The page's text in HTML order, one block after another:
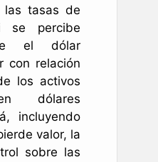
tasas de
se percibe
el dólar
con relación
los activos
dólares
incluyendo
valor, la
sobre las